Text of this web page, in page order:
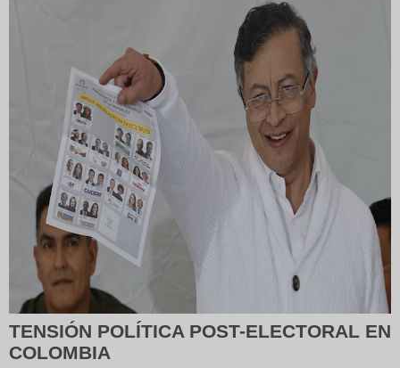
TENSIÓN POLÍTICA POST-ELECTORAL EN
COLOMBIA